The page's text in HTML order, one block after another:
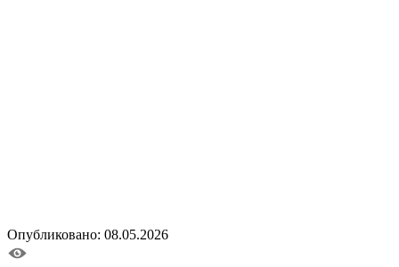
Опубликовано: 08.05.2026